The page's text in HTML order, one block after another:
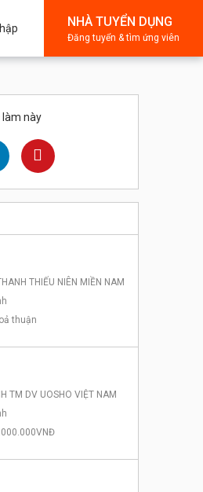
NHÀ TUYỂN DỤNG
Đăng tuyển & tìm ứng viên
làm này
THIẾU NIÊN MIỀN NAM
thuận
TM DV UOSHO VIỆT NAM